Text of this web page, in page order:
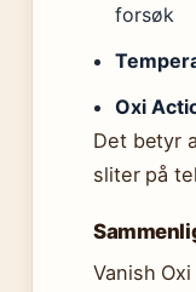
forsøk
Oxi
Det betyr
sliter på
Vanish